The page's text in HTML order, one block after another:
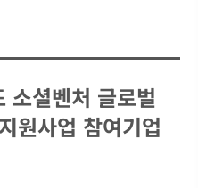
셜벤처 글로벌
원사업 참여기업